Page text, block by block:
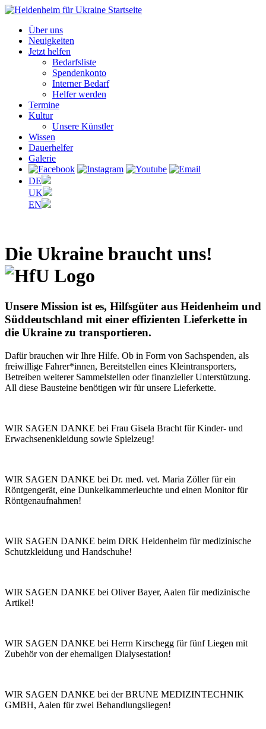
Über uns
Neuigkeiten
Jetzt helfen
Bedarfsliste
Spendenkonto
Interner Bedarf
Helfer werden
Termine
Kultur
Unsere Künstler
Wissen
Dauerhelfer
Galerie
DE
UK
EN
Die Ukraine braucht uns!
Unsere Mission ist es, Hilfsgüter aus Heidenheim und
Süddeutschland mit einer effizienten Lieferkette in
die Ukraine zu transportieren.
Dafür brauchen wir Ihre Hilfe. Ob in Form von Sachspenden, als
freiwillige Fahrer*innen, Bereitstellen eines Kleintransporters,
Betreiben weiterer Sammelstellen oder finanzieller Unterstützung.
All diese Bausteine benötigen wir für unsere Lieferkette.
WIR SAGEN DANKE bei Frau Gisela Bracht für Kinder- und
Erwachsenenkleidung sowie Spielzeug!
WIR SAGEN DANKE bei Dr. med. vet. Maria Zöller für ein
Röntgengerät, eine Dunkelkammerleuchte und einen Monitor für
Röntgenaufnahmen!
WIR SAGEN DANKE beim DRK Heidenheim für medizinische
Schutzkleidung und Handschuhe!
WIR SAGEN DANKE bei Oliver Bayer, Aalen für medizinische
Artikel!
WIR SAGEN DANKE bei Herrn Kirschegg für fünf Liegen mit
Zubehör von der ehemaligen Dialysestation!
WIR SAGEN DANKE bei der BRUNE MEDIZINTECHNIK
GMBH, Aalen für zwei Behandlungsliegen!